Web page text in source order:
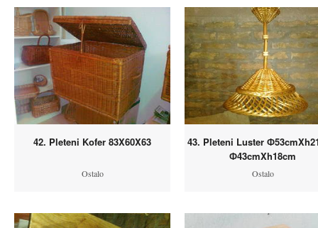
42. Pleteni Kofer 83X60X63
Ostalo
43. Pleteni Luster
Ф43cmXh18cm
Ostalo